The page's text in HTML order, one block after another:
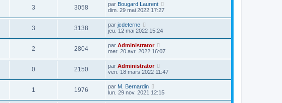
3 3058 par Bougard Laurent
dim. 29 mai 2022 17:27
3 3138 par jcdeterne
jeu. 12 mai 2022 15:24
2 2804 par Administrator
mer. 20 avr. 2022 16:07
0 2150 par Administrator
ven. 18 mars 2022 11:47
1 1976 par M. Bernardin
lun. 29 nov. 2021 12:15